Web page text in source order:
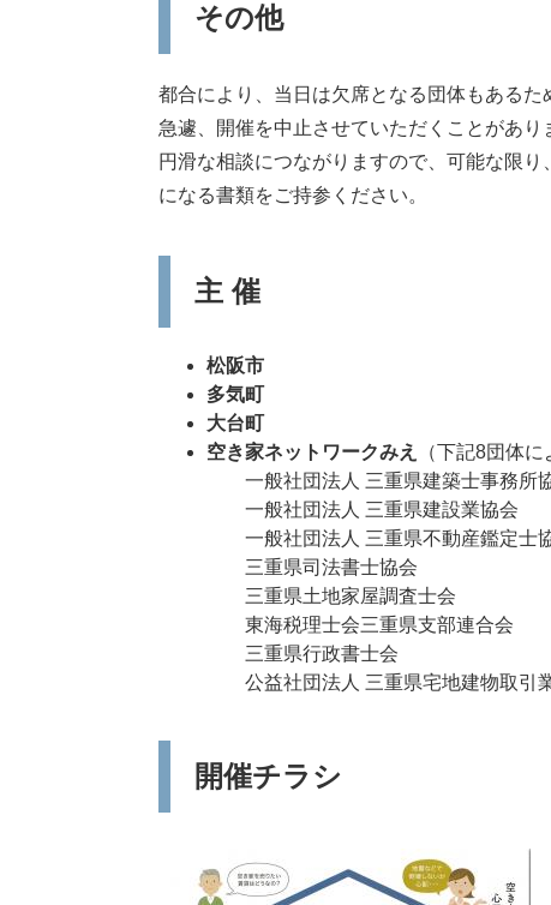
その他
都合により、当日は欠席となる団体もあるた
急遽、開催を中止させていただくことがあり
円滑な相談につながりますので、可能な限
になる書類をご持参ください。
主 催
松阪市
多気町
大台町
空き家ネットワークみえ
（下記8団体
一般社団法人 三重県建築士事務所
一般社団法人 三重県建設業協会
一般社団法人 三重県不動産鑑定士
三重県司法書士協会
三重県土地家屋調査士会
東海税理士会三重県支部連合会
三重県行政書士会
公益社団法人 三重県宅地建物取引
開催チラシ